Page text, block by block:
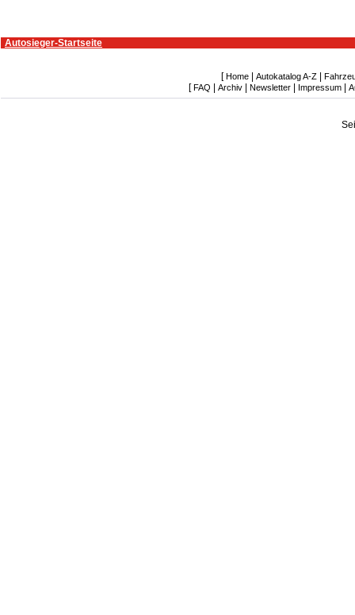
Autosieger-Startseite
[ Home| Autokatalog A-Z|
[ FAQ Archiv Newsletter Impressum